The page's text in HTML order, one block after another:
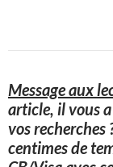
Message aux
article, il vous
vos recherches
centimes de